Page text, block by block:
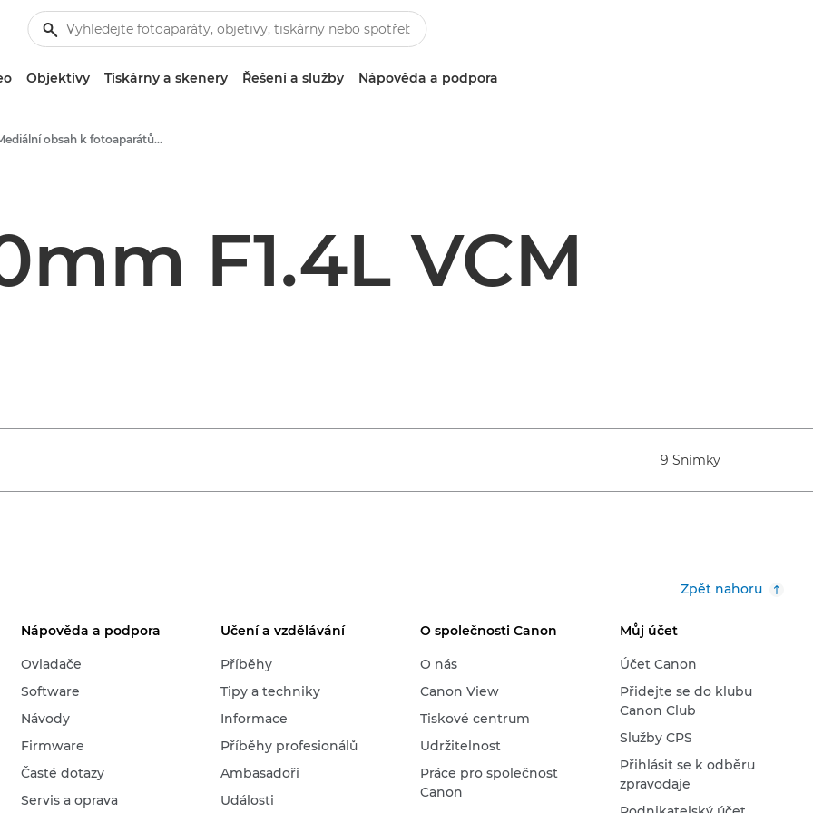
Objektivy Tiskárny a skenery Řešení a služby Nápověda a podpora
Mediální obsah k fotoaparátům a příslušenstvím – tiskové centrum Canon
F1.4L VCM
9 Snímky
Zpět nahoru
Nápověda a podpora
Ovladače
Software
Návody
Firmware
Časté dotazy
Servis a oprava
Učení a vzdělávání
Příběhy
Tipy a techniky
Informace
Příběhy profesionálů
Ambasadoři
Události
O společnosti Canon
O nás
Canon View
Tiskové centrum
Udržitelnost
Práce pro společnost
Canon
Můj účet
Účet Canon
Přidejte se do klubu
Canon Club
Služby CPS
Přihlásit se k odběru
zpravodaje